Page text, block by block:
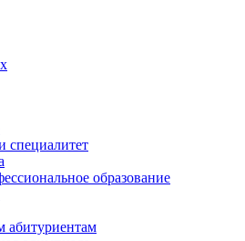
специалитет
образование
абитуриентам